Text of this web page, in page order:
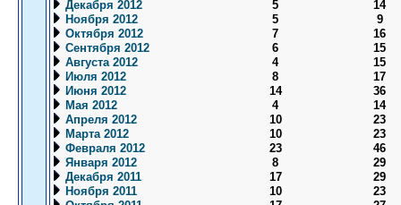
Декабря 2012
5
14
Ноября 2012
5
9
Октября 2012
7
16
Сентября 2012
6
15
Августа 2012
4
15
Июля 2012
8
17
Июня 2012
14
36
Мая 2012
4
14
Апреля 2012
10
23
Марта 2012
10
23
Февраля 2012
23
46
Января 2012
8
29
Декабря 2011
17
29
Ноября 2011
10
23